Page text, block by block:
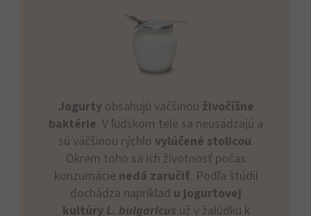
Jogurtyobsahujú väčšinou živočíšne
baktérie. V ľudskom tele sa neusádzajú a
sú väčšinou rýchlo vylúčené stolicou.
Okrem toho sa ich životnosť počas
konzumácie nedá zaručiť. Podľa štúdií
dochádza napríklad u jogurtovej
kultúry L. bulgaricus už v žalúdku k